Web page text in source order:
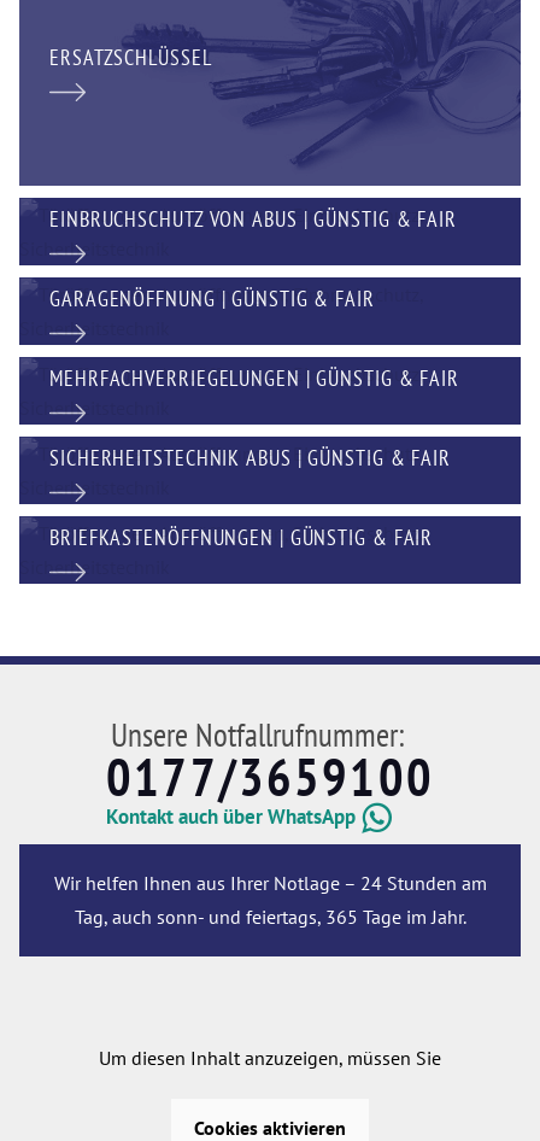
ERSATZSCHLÜSSEL
EINBRUCHSCHUTZ VON ABUS | GÜNSTIG & FAIR
GARAGENÖFFNUNG | GÜNSTIG & FAIR
MEHRFACHVERRIEGELUNGEN | GÜNSTIG & FAIR
SICHERHEITSTECHNIK ABUS | GÜNSTIG & FAIR
BRIEFKASTENÖFFNUNGEN | GÜNSTIG & FAIR
Unsere Notfallrufnummer:
0177/3659100
Kontakt auch über WhatsApp
Wir helfen Ihnen aus Ihrer Notlage – 24 Stunden am
Tag, auch sonn- und feiertags, 365 Tage im Jahr.
Um diesen Inhalt anzuzeigen, müssen Sie
Cookies aktivieren